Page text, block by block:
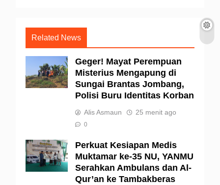
Related News
Geger! Mayat Perempuan
Misterius Mengapung di
Sungai Brantas Jombang,
Polisi Buru Identitas Korban
Alis Asmaun 25 menit ago
0
Perkuat Kesiapan Medis
Muktamar ke-35 NU, YANMU
Serahkan Ambulans dan Al-
Qur’an ke Tambakberas